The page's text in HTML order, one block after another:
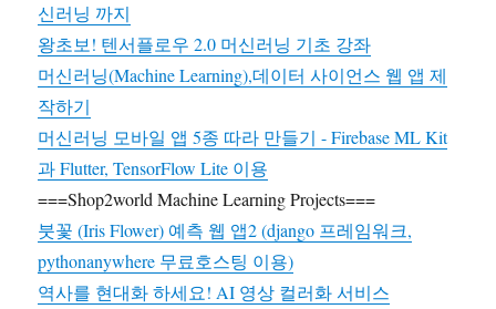
신러닝 까지
왕초보! 텐서플로우 2.0 머신러닝 기초 강좌
머신러닝(Machine Learning),데이터 사이언스 웹 앱 제
작하기
머신러닝 모바일 앱 5종 따라 만들기 - Firebase ML Kit
과 Flutter, TensorFlow Lite 이용
===Shop2world Machine Learning Projects===
붓꽃 (Iris Flower) 예측 웹 앱2 (django 프레임워크,
pythonanywhere 무료호스팅 이용)
역사를 현대화 하세요! AI 영상 컬러화 서비스